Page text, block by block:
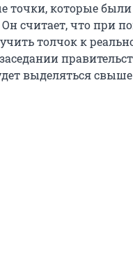
точки, которые
считает, что при
толчок к
выделяться свыше